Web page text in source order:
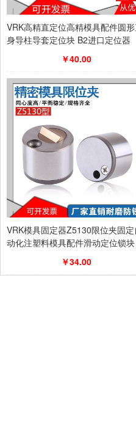
VRK高精直定位高精模具配件圆
身导柱导套定位块 B2进口定位器
￥40.00
VRK模具固定器Z5130限位夹固定
动化注塑料模具配件滑动定位锁块
￥34.00